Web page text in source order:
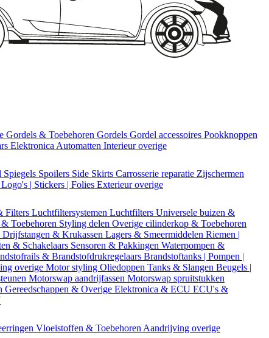
Gordels & Toebehoren Gordels Gordel accessoires Pookknoppen
Elektronica Automatten Interieur overige
Spiegels Spoilers Side Skirts Carrosserie reparatie Zijschermen
Logo's | Stickers | Folies Exterieur overige
Filters Luchtfiltersystemen Luchtfilters Universele buizen &
Toebehoren Styling delen Overige cilinderkop & Toebehoren
Drijfstangen & Krukassen Lagers & Smeermiddelen Riemen |
& Schakelaars Sensoren & Pakkingen Waterpompen &
& Brandstofdrukregelaars Brandstoftanks | Pompen |
overige Motor styling Oliedoppen Tanks & Slangen Beugels |
Motorswap aandrijfassen Motorswap spruitstukken
Gereedschappen & Overige Elektronica & ECU ECU's &
Vloeistoffen & Toebehoren Aandrijving overige